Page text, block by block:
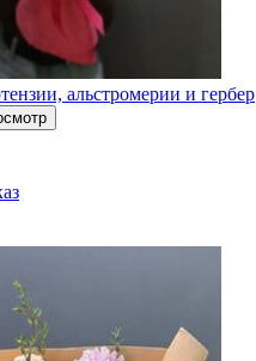
альстромерии и гербер